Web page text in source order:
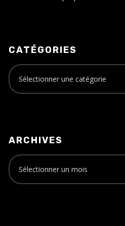
CATÉGORIES
ARCHIVES